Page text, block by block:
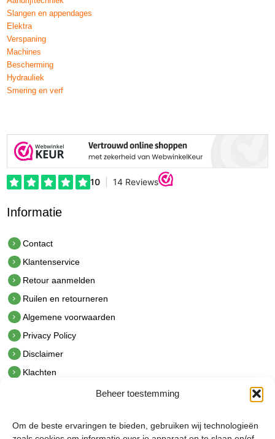
Beheer toestemming
Om de beste ervaringen te bieden, gebruiken wij technologieën
Slangen en appendages
Elektra
Verspaning
Machines
Bescherming
Hydrauliek
Smering en verf
Informatie
Contact
Klantenservice
Retour aanmelden
Ruilen en retourneren
Algemene voorwaarden
Privacy Policy
Disclaimer
Klachten
hetindustriehuis B.V.
De Hoek 1 1601 MR Enkhuizen